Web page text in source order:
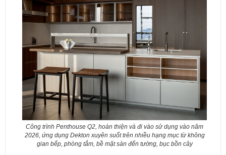
Công trình Penthouse Q2, hoàn thiện và đi vào sử dụng vào năm
2026, ứng dụng Dekton xuyên suốt trên nhiều hạng mục từ không
gian bếp, phòng tắm, bề mặt sàn đến tường, bục bồn cây